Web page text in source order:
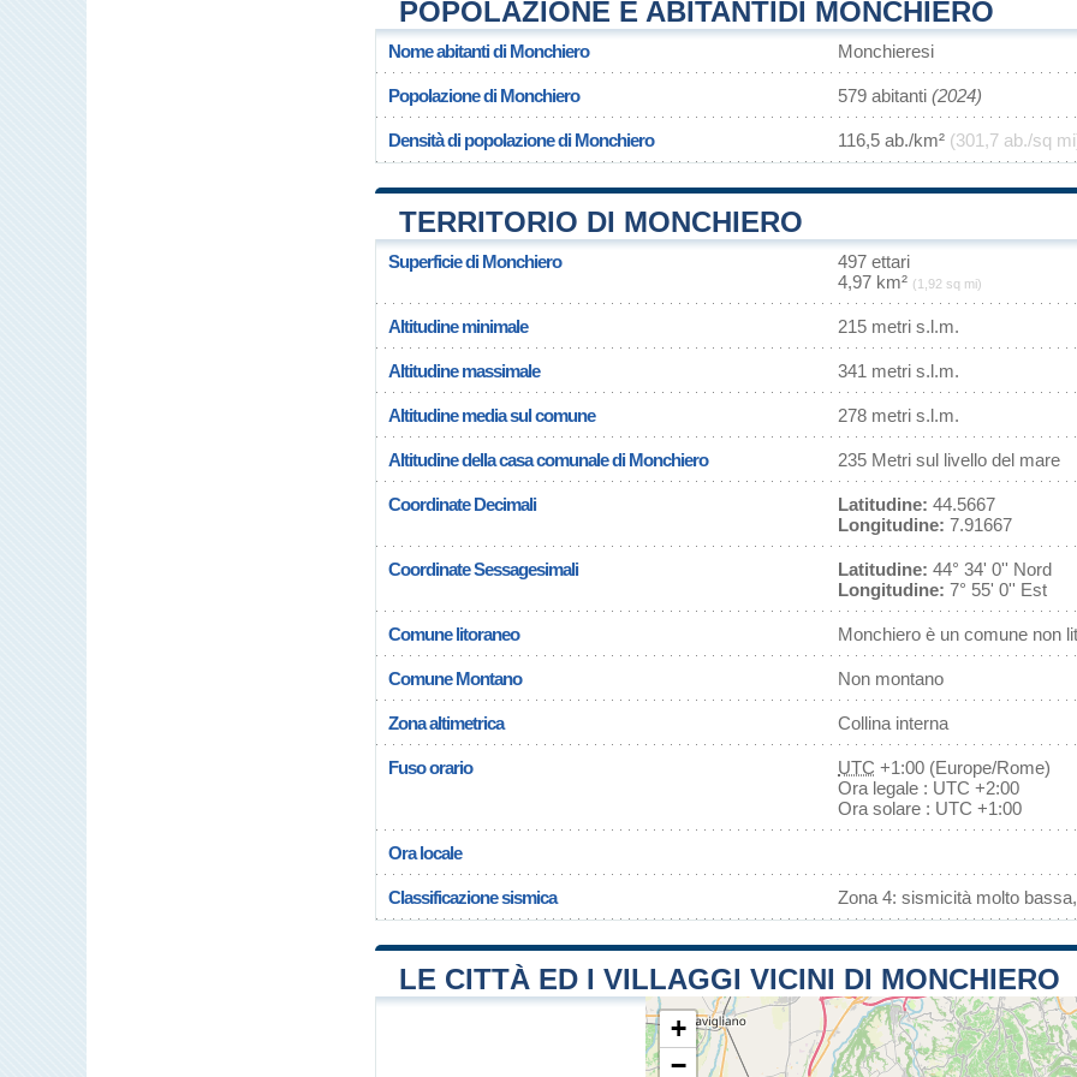
POPOLAZIONE E ABITANTIDI MONCHIERO
Nome abitanti di Monchiero Monchieresi
Popolazione di Monchiero 579 abitanti (2024)
Densità di popolazione di Monchiero 116,5 ab./km² (301,7 ab./sq
TERRITORIO DI MONCHIERO
Superficie di Monchiero
497 ettari
4,97 km² (1,92 sq mi)
Altitudine minimale 215 metri s.l.m.
Altitudine massimale 341 metri s.l.m.
Altitudine media sul comune 278 metri s.l.m.
Altitudine della casa comunale di Monchiero 235 Metri sul livello del mare
Coordinate Decimali Latitudine: 44.5667
Longitudine: 7.91667
Coordinate Sessagesimali Latitudine: 44° 34' 0'' Nord
Longitudine: 7° 55' 0'' Est
Comune litoraneo Monchiero è un comune non
Comune Montano Non montano
Zona altimetrica Collina interna
Fuso orario UTC +1:00 (Europe/Rome)
Ora legale : UTC +2:00
Ora solare : UTC +1:00
Ora locale
Classificazione sismica Zona 4: sismicità molto
LE CITTÀ ED I VILLAGGI VICINI DI MONCHIERO
+
−